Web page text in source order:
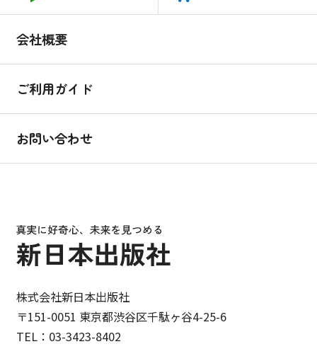
株式会社新日本出版社
〒151-0051 東京都渋谷区千駄ヶ谷4-25-6
TEL：03-3423-8402
会社概要
ご利用ガイド
お問い合わせ